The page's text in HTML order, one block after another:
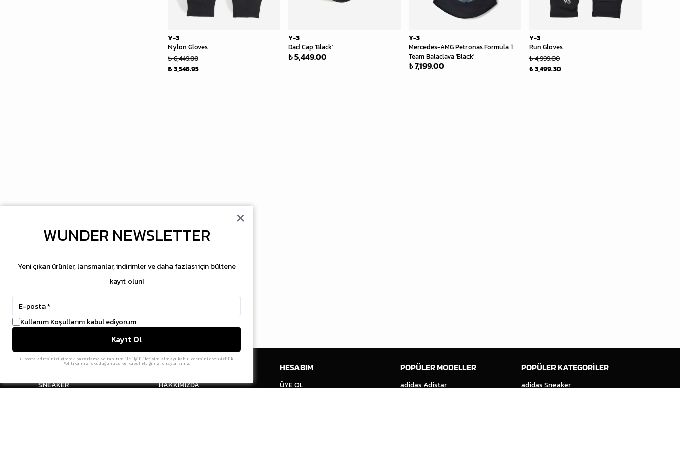
Y-3
Nylon Gloves
₺ 6,449.00
₺ 3,546.95
Y-3
Dad Cap 'Black'
₺ 5,449.00
Y-3
Mercedes-AMG Petronas Formula 1
Team Balaclava 'Black'
₺ 7,199.00
Y-3
Run Gloves
₺ 4,999.00
₺ 3,499.30
SİTE HARİTASI
SNEAKER
MÜŞTERİ HİZMETLERİ
HAKKIMIZDA
HESABIM
ÜYE OL
POPÜLER MODELLER
adidas Adistar
POPÜLER KATEGORİLER
adidas Sneaker
WUNDER NEWSLETTER
Yeni çıkan ürünler, lansmanlar, indirimler ve daha fazlası için bültene
kayıt olun!
Kullanım Koşullarını kabul ediyorum
Kayıt Ol
E-posta adresinizi girerek pazarlama ve tanıtım ile ilgili iletişim almayı kabul edersiniz ve Gizlilik
Politikamızı okuduğunuzu ve kabul ettiğinizi onaylarsınız.